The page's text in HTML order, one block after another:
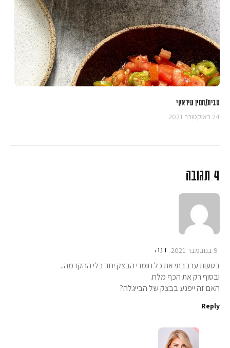
טבית/חמין עיראקי
24 באוקטובר 2021
4 תגובה
דנה 9 בנובמבר 2021
בטעות ערבבתי את כל חומרי הבצק יחד בלי ההקדמה..
ובסוף רק את הכף מלח.
האם זה ייפגע בבצק של הבייגלה?
Reply